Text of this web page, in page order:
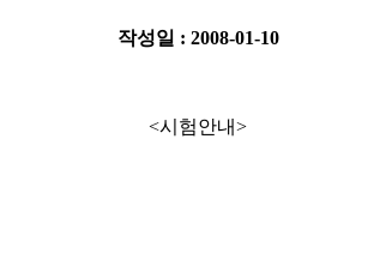
작성일 : 2008-01-10
<시험안내>